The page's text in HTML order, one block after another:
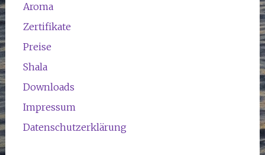
Aroma
Zertifikate
Preise
Shala
Downloads
Impressum
Datenschutzerklärung